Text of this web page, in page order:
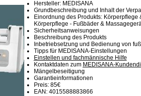
Hersteller: MEDISANA
Grundbeschreibung und Inhalt der
Einordnung des Produkts: Körperpflege
Körperpflege - Fußbäder &
Sicherheitsanweisungen
Beschreibung des Produkts
Inbetriebsetzung und Bedienung von
Tipps für MEDISANA-Einstellungen
Einstellen und fachmännische Hilfe
Kontaktdaten zum MEDISANA-
Mängelbeseitigung
Garantieinformationen
Preis: 85€
EAN: 4015588883866